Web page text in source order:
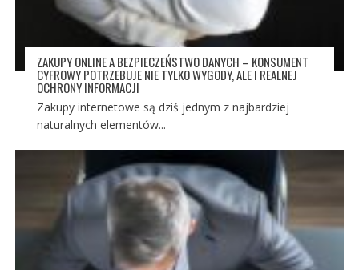
ZAKUPY ONLINE A BEZPIECZEŃSTWO DANYCH – KONSUMENT
CYFROWY POTRZEBUJE NIE TYLKO WYGODY, ALE I REALNEJ
OCHRONY INFORMACJI
Zakupy internetowe są dziś jednym z najbardziej
naturalnych elementów...